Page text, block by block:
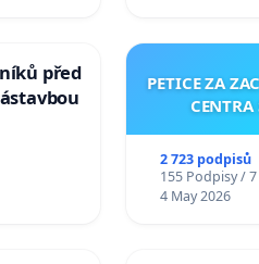
před
PETICE ZA
2 723 podpisů
155 Podpisy /
4 May 2026